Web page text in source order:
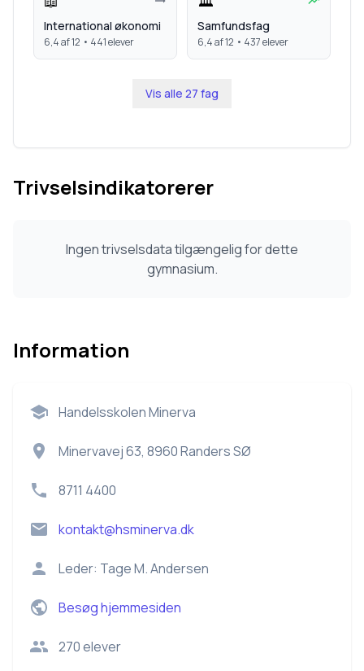
International økonomi
6,4af 12 • 441elever
Samfundsfag
6,4af 12 • 437elever
Vis alle 27 fag
Trivselsindikatorerer
Ingen trivselsdata tilgængelig for dette
gymnasium.
Information
Handelsskolen Minerva
Minervavej 63, 8960 Randers SØ
8711 4400
kontakt@hsminerva.dk
Leder: Tage M. Andersen
Besøg hjemmesiden
270elever